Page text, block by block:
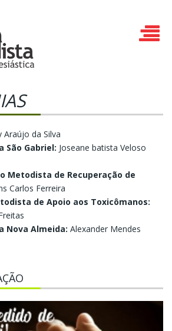
Araújo da Silva
São Gabriel: Joseane batista Veloso
Metodista de Recuperação de
Carlos Ferreira
de Apoio aos Toxicômanos:
Nova Almeida: Alexander Mendes